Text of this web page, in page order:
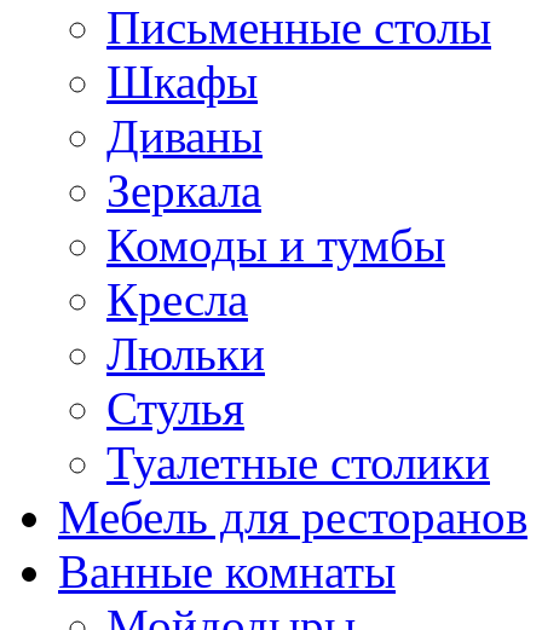
Письменные столы
Шкафы
Диваны
Зеркала
Комоды и тумбы
Кресла
Люльки
Стулья
Туалетные столики
Мебель для ресторанов
Ванные комнаты